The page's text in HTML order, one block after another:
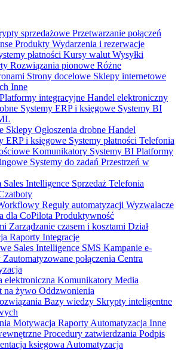
sprzedażowe Przetwarzanie połączeń
Produkty Wydarzenia i rezerwacje
płatności Kursy walut Wysyłki
Rozwiązania pionowe Różne
Strony docelowe Sklepy internetowe
Inne
Platformy integracyjne Handel elektroniczny
Systemy ERP i księgowe Systemy BI
Sklepy Ogłoszenia drobne Handel
ERP i księgowe Systemy płatności Telefonia
Komunikatory Systemy BI Platformy
Systemy do zadań Przestrzeń w
Sales Intelligence Sprzedaż Telefonia
Reguły automatyzacji Wyzwalacze
dla CoPilota Produktywność
Zarządzanie czasem i kosztami Dział
Raporty Integracje
Sales Intelligence SMS Kampanie e-
Zautomatyzowane połączenia Centra
elektroniczna Komunikatory Media
na żywo Oddzwonienia
Bazy wiedzy Skrypty inteligentne
Motywacja Raporty Automatyzacja Inne
Procedury zatwierdzania Podpis
księgowa Automatyzacja